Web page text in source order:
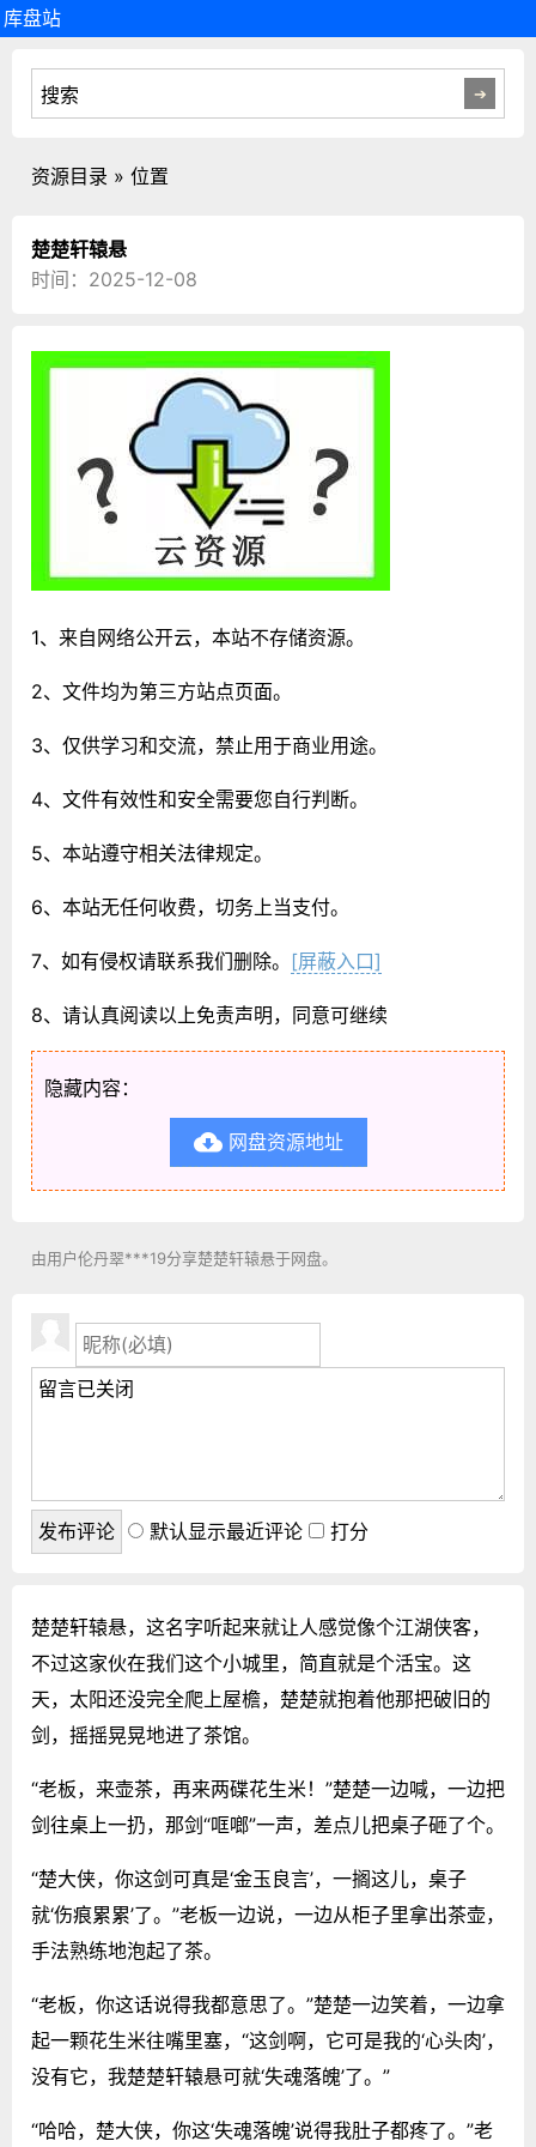
库盘站
资源目录 » 位置
楚楚轩辕悬
时间：2025-12-08
1、来自网络公开云，本站不存储资源。
2、文件均为第三方站点页面。
3、仅供学习和交流，禁止用于商业用途。
4、文件有效性和安全需要您自行判断。
5、本站遵守相关法律规定。
6、本站无任何收费，切务上当支付。
7、如有侵权请联系我们删除。 [屏蔽入口]
8、请认真阅读以上免责声明，同意可继续
隐藏内容：
网盘资源地址
由用户伦丹翠***19分享楚楚轩辕悬于网盘。
默认显示最近评论 打分
楚楚轩辕悬，这名字听起来就让人感觉像个江湖侠客，
不过这家伙在我们这个小城里，简直就是个活宝。这
天，太阳还没完全爬上屋檐，楚楚就抱着他那把破旧的
剑，摇摇晃晃地进了茶馆。
“老板，来壶茶，再来两碟花生米！”楚楚一边喊，一边把
剑往桌上一扔，那剑“哐啷”一声，差点儿把桌子砸了个。
“楚大侠，你这剑可真是‘金玉良言’，一搁这儿，桌子
就‘伤痕累累’了。”老板一边说，一边从柜子里拿出茶壶，
手法熟练地泡起了茶。
“老板，你这话说得我都意思了。”楚楚一边笑着，一边拿
起一颗花生米往嘴里塞，“这剑啊，它可是我的‘心头肉’，
没有它，我楚楚轩辕悬可就‘失魂落魄’了。”
“哈哈，楚大侠，你这‘失魂落魄’说得我肚子都疼了。”老